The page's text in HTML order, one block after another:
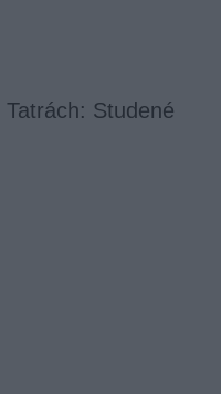
Studené